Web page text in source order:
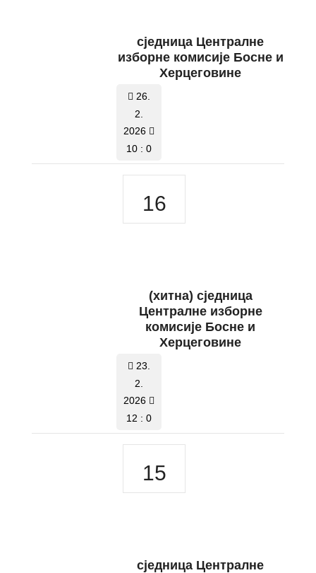
сједницa Централне
изборне комисије Босне и
Херцеговине
26.
2.
2026
10 : 0
16
(хитна) сједница
Централне изборне
комисије Босне и
Херцеговине
23.
2.
2026
12 : 0
15
сједницa Централне